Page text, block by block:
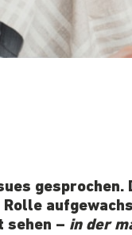
gesprochen.
sehen – in der